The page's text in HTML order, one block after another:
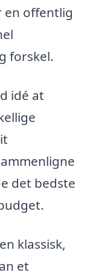
en offentlig
forskel.
idé at
det bedste
klassisk,
et